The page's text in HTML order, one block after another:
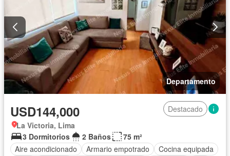
Departamento
USD144,000
Destacado
La Victoria, Lima
3 Dormitorios
2 Baños
75 m²
Aire acondicionado
Armario empotrado
Cocina equipada